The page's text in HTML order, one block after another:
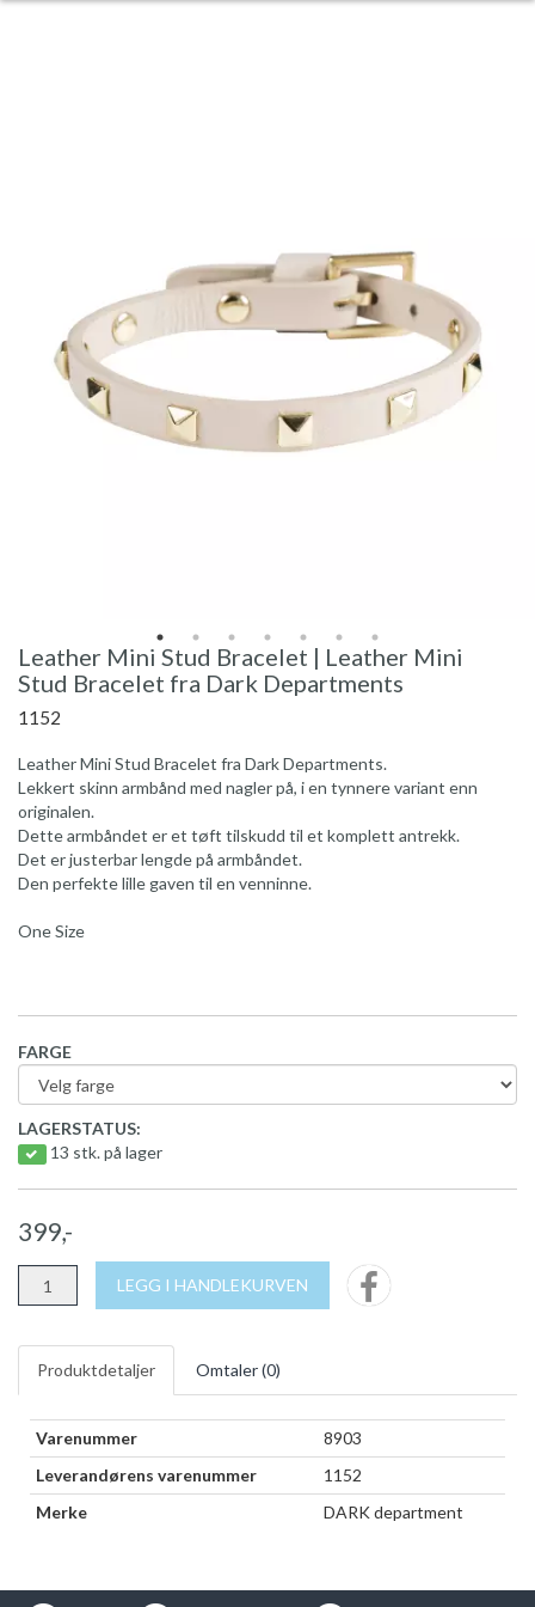
Leather Mini Stud Bracelet | Leather Mini
Stud Bracelet fra Dark Departments
1152
Leather Mini Stud Bracelet fra Dark Departments.
Lekkert skinn armbånd med nagler på, i en tynnere variant enn
originalen.
Dette armbåndet er et tøft tilskudd til et komplett antrekk.
Det er justerbar lengde på armbåndet.
Den perfekte lille gaven til en venninne.
One Size
FARGE
LAGERSTATUS:
13 stk. på lager
399,-
LEGG I HANDLEKURVEN
Produktdetaljer Omtaler (0)
Varenummer
8903
Leverandørens varenummer
1152
Merke
DARK department